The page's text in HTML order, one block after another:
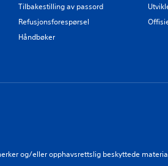
Tilbakestilling av passord
Refusjonsforespørsel
Håndbøker
og/eller opphavsrettslig beskyttede